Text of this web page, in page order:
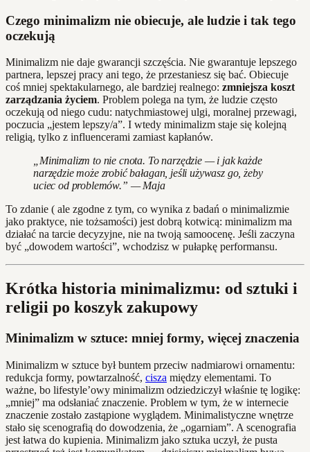
Czego minimalizm nie obiecuje, ale ludzie i tak tego
oczekują
Minimalizm nie daje gwarancji szczęścia. Nie gwarantuje lepszego
partnera, lepszej pracy ani tego, że przestaniesz się bać. Obiecuje
coś mniej spektakularnego, ale bardziej realnego: zmniejsza koszt
zarządzania życiem. Problem polega na tym, że ludzie często
oczekują od niego cudu: natychmiastowej ulgi, moralnej przewagi,
poczucia „jestem lepszy/a”. I wtedy minimalizm staje się kolejną
religią, tylko z influencerami zamiast kapłanów.
„Minimalizm to nie cnota. To narzędzie — i jak każde
narzędzie może zrobić bałagan, jeśli używasz go, żeby
uciec od problemów.” — Maja
To zdanie ( ale zgodne z tym, co wynika z badań o minimalizmie
jako praktyce, nie tożsamości) jest dobrą kotwicą: minimalizm ma
działać na tarcie decyzyjne, nie na twoją samoocenę. Jeśli zaczyna
być „dowodem wartości”, wchodzisz w pułapkę performansu.
Krótka historia minimalizmu: od sztuki i
religii po koszyk zakupowy
Minimalizm w sztuce: mniej formy, więcej znaczenia
Minimalizm w sztuce był buntem przeciw nadmiarowi ornamentu:
redukcja formy, powtarzalność, cisza między elementami. To
ważne, bo lifestyle’owy minimalizm odziedziczył właśnie tę logikę:
„mniej” ma odsłaniać znaczenie. Problem w tym, że w internecie
znaczenie zostało zastąpione wyglądem. Minimalistyczne wnętrze
stało się scenografią do dowodzenia, że „ogarniam”. A scenografia
jest łatwa do kupienia. Minimalizm jako sztuka uczył, że pusta